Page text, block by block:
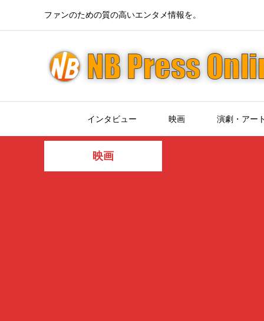
ファンのための質の高いエンタメ情報を。
インタビュー 映画 演劇・アート
映画